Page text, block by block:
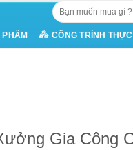
Tìm
kiếm:
PHẨM CÔNG TRÌNH
Gia Công